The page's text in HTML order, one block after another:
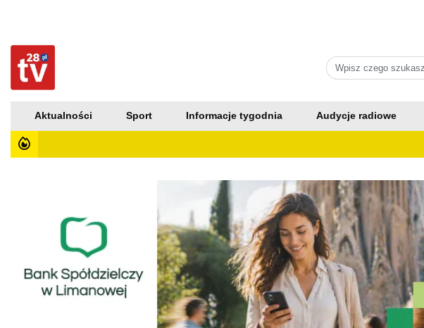
Aktualności Sport Informacje tygodnia Audycje radiowe